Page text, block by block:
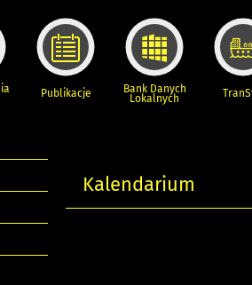
Publikacje Bank Danych
Lokalnych
Kalendarium